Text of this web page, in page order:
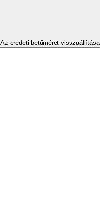
Az eredeti betűméret visszaállítása